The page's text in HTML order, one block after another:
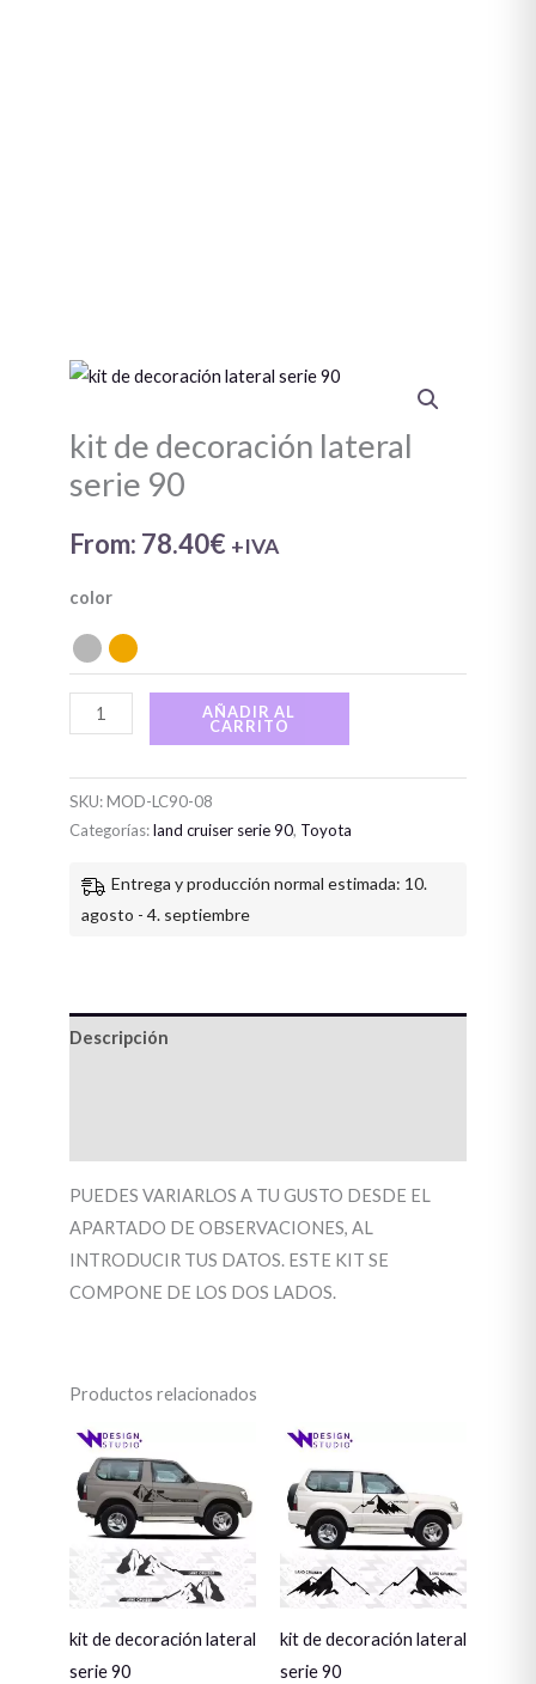
kit de decoración lateral
serie 90
From: 78.40€ +IVA
color
kit
decoración
lateral
90
AÑADIR AL
CARRITO
SKU:MOD-LC90-08
Categorías:land cruiser serie 90, Toyota
Entrega y producción normal estimada: 10.
agosto - 4. septiembre
Descripción
PUEDES VARIARLOS A TU GUSTO DESDE EL
APARTADO DE OBSERVACIONES, AL
INTRODUCIR TUS DATOS. ESTE KIT SE
COMPONE DE LOS DOS LADOS.
Productos relacionados
kit de decoración lateral
serie 90
kit de decoración lateral
serie 90